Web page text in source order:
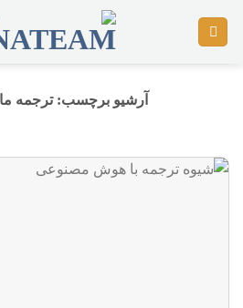
آرشیو برچسب:ترجمه